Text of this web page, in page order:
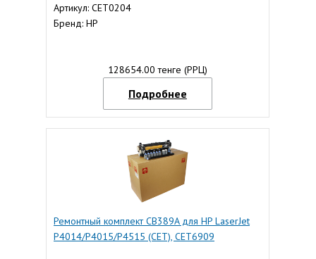
Артикул: CET0204
Бренд: HP
128654.00 тенге (РРЦ)
Подробнее
Ремонтный комплект CB389A для HP LaserJet
P4014/P4015/P4515 (CET), CET6909